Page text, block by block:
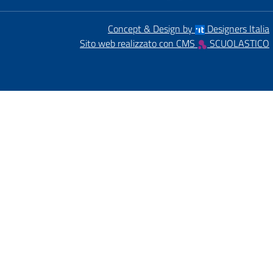
Concept & Design by
Designers Italia
Sito web realizzato con CMS
SCUOLASTICO